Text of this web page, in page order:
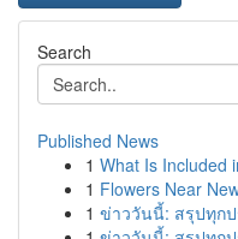
Search
Published News
1 What Is Included
1 Flowers Near
1 ข่าววันนี้: สรุปทุก